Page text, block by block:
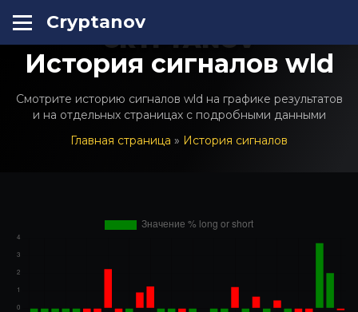
Cryptanov
CRYPTANOV
История сигналов wld
Смотрите историю сигналов wld на графике результатов
и на отдельных страницах с подробными данными
Главная страница » История сигналов